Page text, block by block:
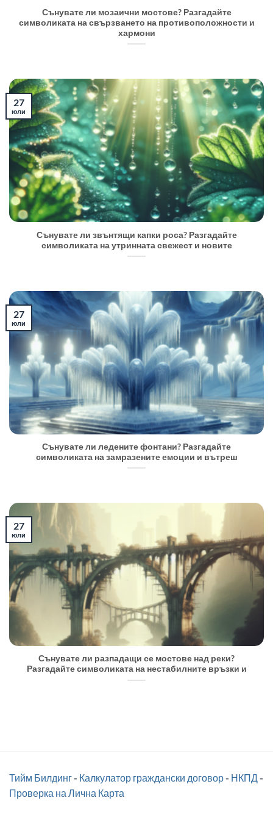
Сънувате ли мозаични мостове? Разгадайте
символиката на свързването на противоположности и
хармони
Сънувате ли звънтящи капки роса? Разгадайте
символиката на утринната свежест и новите
27
юли
Сънувате ли ледените фонтани? Разгадайте
символиката на замразените емоции и вътреш
27
юли
Сънувате ли разпадащи се мостове над реки?
Разгадайте символиката на нестабилните връзки и
27
юли
Тийм Билдинг- Калкулатор граждански договор- НКПД-
Проверка на Лична Карта